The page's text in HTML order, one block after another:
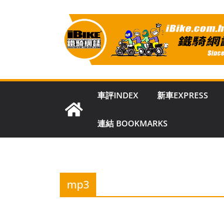
車評INDEX 新車EXPRESS
連結 BOOKMARKS
mp3